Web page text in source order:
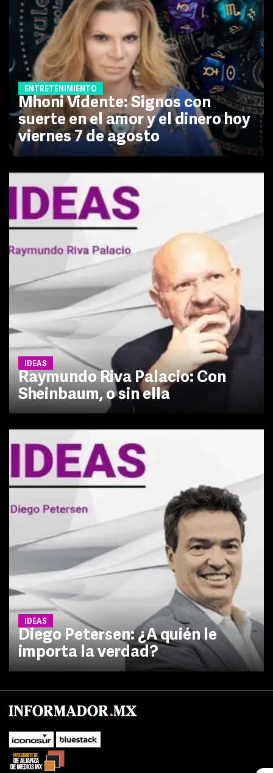
ENTRETENIMIENTO
Mhoni Vidente: Signos con
suerte en el amor y el dinero hoy
viernes 7 de agosto
IDEAS
Raymundo Riva Palacio: Con
Sheinbaum, o sin ella
IDEAS
Diego Petersen: ¿A quién le
importa la verdad?